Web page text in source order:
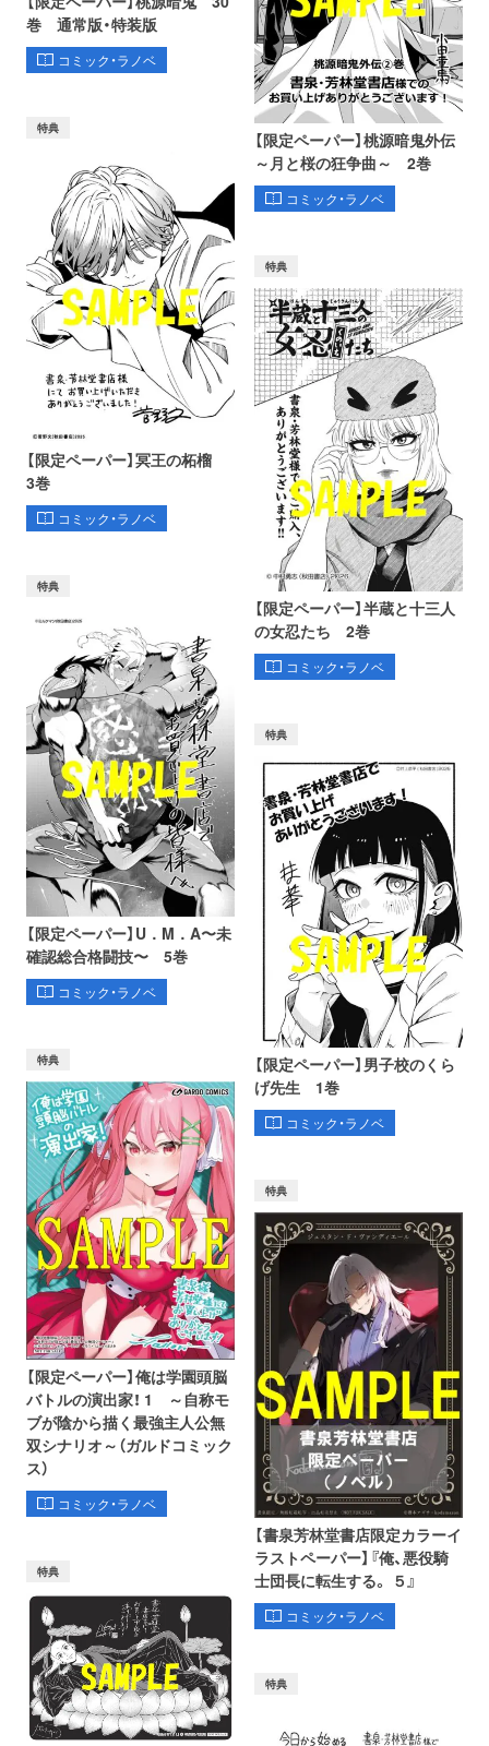
巻 通常版・特装版
コミック・ラノベ
【限定ペーパー】桃源暗鬼外伝
～月と桜の狂争曲～ 2巻
コミック・ラノベ
特典
【限定ペーパー】冥王の柘榴
3巻
コミック・ラノベ
特典
【限定ペーパー】半蔵と十三人
の女忍たち 2巻
コミック・ラノベ
特典
【限定ペーパー】U．M．A〜未
確認総合格闘技〜 5巻
コミック・ラノベ
特典
【限定ペーパー】男子校のくら
げ先生 1巻
コミック・ラノベ
特典
【限定ペーパー】俺は学園頭脳
バトルの演出家！ 1 ～自称モ
ブが陰から描く最強主人公無
双シナリオ～（ガルドコミック
ス）
コミック・ラノベ
特典
【書泉芳林堂書店限定カラーイ
ラストペーパー】『俺、悪役騎
士団長に転生する。 ５』
コミック・ラノベ
特典
特典